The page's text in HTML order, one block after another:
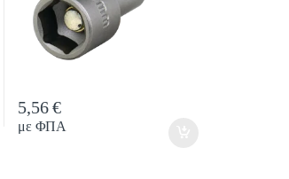
5,56€
με ΦΠΑ